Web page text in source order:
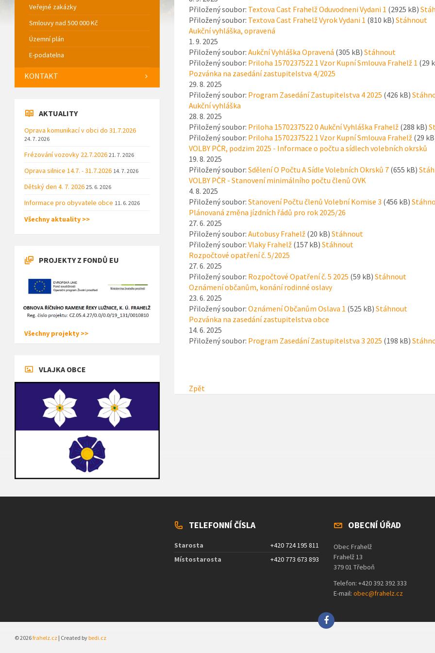
Přiložený soubor: Textova Cast Frahelž Oduvodneni Vydani 1 (2925 kB)
Přiložený soubor: Textova Cast Frahelž Vyrok Vydani 1 (810 kB) Stáhnout
Aukční vyhláška, opravená
1. 9. 2025
Přiložený soubor: Aukční Vyhláška Opravená (305 kB) Stáhnout
Přiložený soubor: Priloha 1570237522 1 Vzor Kupní Smlouva Frahelž 1 (29
Pozvánka na zasedání zastupitelstva 4/2025
29. 8. 2025
Přiložený soubor: Program Zasedání Zastupitelstva 4 2025 (426 kB)
Aukční vyhláška
28. 8. 2025
Přiložený soubor: Priloha 1570237522 0 Aukční Vyhláška Frahelž(288 kB)
Přiložený soubor: Priloha 1570237522 1 Vzor Kupní Smlouva Frahelž(29
VOLBY PČR, podzim 2025 - Informace o počtu a sídlech volebních okrsků
19. 8. 2025
Přiložený soubor: Sdělení O Počtu A Sídle Volebních Okrsků 7(655 kB)
VOLBY PČR - Stanovení minimálního počtu členů OVK
4. 8. 2025
Přiložený soubor: Stanovení Počtu členů Volební Komise 3 (456 kB)
Plánovaná změna jízdních řádů pro rok 2025/26
27. 6. 2025
Přiložený soubor: Autobusy Frahelž(20 kB) Stáhnout
Přiložený soubor: Vlaky Frahelž(157 kB) Stáhnout
Rozpočtové opatření č. 5/2025
27. 6. 2025
Přiložený soubor: Rozpočtové Opatření č. 5 2025 (59 kB) Stáhnout
Oznámení občanům, konání rodinné oslavy
23. 6. 2025
Přiložený soubor: Oznámení Občanům Oslava 1 (525 kB) Stáhnout
Pozvánka na zasedání zastupitelstva obce
14. 6. 2025
Přiložený soubor: Program Zasedání Zastupitelstva 3 2025 (198 kB)
Zpět
Veřejné zakázky
Smlouvy nad 500 000 Kč
Územní plán
E-podatelna
KONTAKT
AKTUALITY
Oprava komunikací v obci do 31.7.2026
24. 7. 2026
Frézování vozovky 22.7.2026 21. 7. 2026
Oprava silnice 14.7. - 31.7.2026 14. 7. 2026
Dětský den 4. 7. 2026 25. 6. 2026
Informace pro obyvatele obce 11. 6. 2026
Všechny aktuality >>
PROJEKTY Z FONDŮ EU
Všechny projekty >>
VLAJKA OBCE
TELEFONNÍ ČÍSLA
Starosta
+420 724 195 811
Místostarosta
+420 773 673 893
OBECNÍ ÚŘAD
Obec Frahelž
Frahelž 13
379 01 Třeboň
Telefon: +420 392 392 333
E-mail: obec@frahelz.cz
© 2026frahelz.cz | Created bybedi.cz